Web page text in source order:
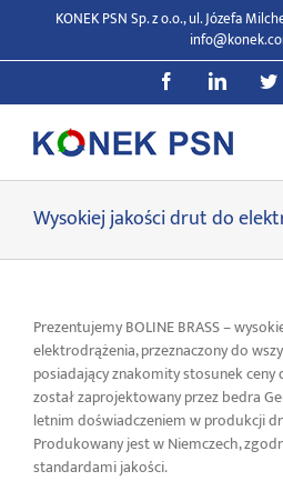
zawartości
KONEK PSN Sp. z o.o., ul. Józefa
FacebookLinkedIn
Wysokiej jakości drut do
Prezentujemy BOLINE BRASS –
elektrodrążenia, przeznaczony do
posiadający znakomity stosunek
został zaprojektowany przez bedra
letnim doświadczeniem w produkcji
Produkowany jest w Niemczech,
standardami jakości.